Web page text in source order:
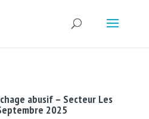
abusif – Secteur Les
2025